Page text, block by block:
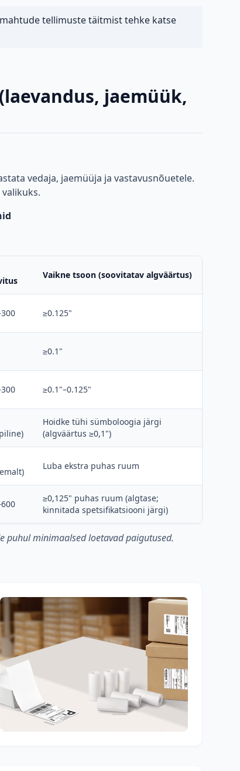
tellimuste täitmist tehke katse
jaemüük,
vedaja, jaemüüja ja vastavusnõuetele.
Vaikne tsoon (soovitatav algväärtus)
≥0.125"
≥0.1"
≥0.1"–0.125"
Hoidke tühi sümboloogia järgi
(algväärtus ≥0,1")
Luba ekstra puhas ruum
≥0,125" puhas ruum (algtase;
kinnitada spetsifikatsiooni järgi)
puhul minimaalsed loetavad paigutused.